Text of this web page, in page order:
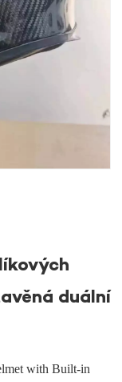
duální
with Built-in